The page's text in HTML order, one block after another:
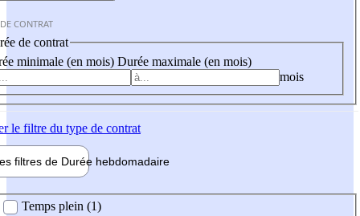
CONTRAT
de contrat
minimale (en mois) Durée maximale (en mois)
mois
le filtre du type de contrat
filtres de Durée hebdomadaire
Temps plein (1)